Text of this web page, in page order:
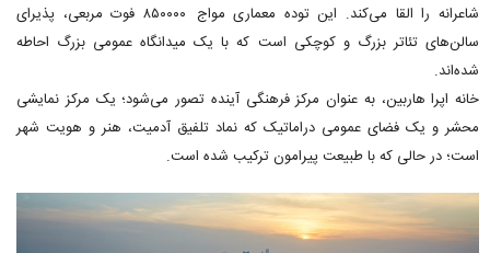
شاعرانه را القا می‌کند. این توده معماری مواج ۸۵۰۰۰۰ فوت مربعی، پذیرای
سالن‌های تئاتر بزرگ و کوچکی است که با یک میدانگاه عمومی بزرگ احاطه
شده‌اند.
خانه اپرا هاربین، به عنوان مرکز فرهنگی آینده تصور می‌شود؛ یک مرکز نمایشی
محشر و یک فضای عمومی دراماتیک که نماد تلفیق آدمیت، هنر و هویت شهر
است؛ در حالی که با طبیعت پیرامون ترکیب شده است.